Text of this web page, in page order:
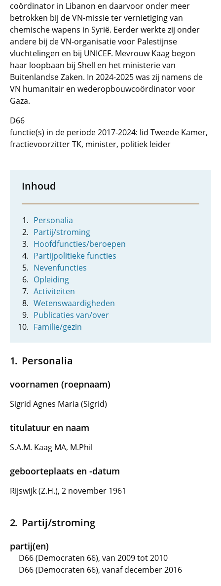
coördinator in Libanon en daarvoor onder meer
betrokken bij de VN-missie ter vernietiging van
chemische wapens in Syrië. Eerder werkte zij onder
andere bij de VN-organisatie voor Palestijnse
vluchtelingen en bij UNICEF. Mevrouw Kaag begon
haar loopbaan bij Shell en het ministerie van
Buitenlandse Zaken. In 2024-2025 was zij namens de
VN humanitair en wederopbouwcoördinator voor
Gaza.
D66
functie(s) in de periode 2017-2024: lid Tweede Kamer,
fractievoorzitter TK, minister, politiek leider
Inhoud
Personalia
Partij/stroming
Hoofdfuncties/beroepen
Partijpolitieke functies
Nevenfuncties
Opleiding
Activiteiten
Wetenswaardigheden
Publicaties van/over
Familie/gezin
Personalia
voornamen (roepnaam)
Sigrid Agnes Maria (Sigrid)
titulatuur en naam
S.A.M. Kaag MA, M.Phil
geboorteplaats en -datum
Rijswijk (Z.H.), 2 november 1961
Partij/stroming
partij(en)
D66 (Democraten 66), van 2009 tot 2010
D66 (Democraten 66), vanaf december 2016